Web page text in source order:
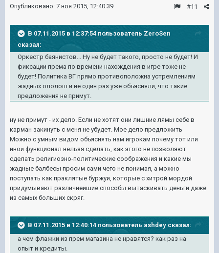
#11
Опубликовано: 7 ноя 2015, 12:40:39
В 07.11.2015 в 12:37:54 пользователь ZeroSen
сказал:
Оркестр баянистов... Ну не будет такого, просто не будет! И
фиксации према по времени нахождения в игре тоже не
будет! Политика ВГ прямо противоположна устремлениям
жадных ололош и не один раз уже объясняли, что такие
предложения не примут.
ну не примут - их дело. Если не хотят они лишние лямы себе в
карман закинуть с меня не убудет. Мое дело предложить
Можно с умным видом объяснять нам игрокам почему тот или
иной функционал нельзя сделать, как этого не позволяют
сделать религиозно-политические соображения и какие мы
жадные балбесы просим сами чего не понимая, а можно
поступать как праклятые буржуи, которые с хитрой мордой
придумывают различнейшие способы вытаскивать деньги даже
из самых больших скряг.
В 07.11.2015 в 12:40:14 пользователь ashdey сказал:
а чем флажки из прем магазина не нравятся? как раз на
опыт и кредиты.